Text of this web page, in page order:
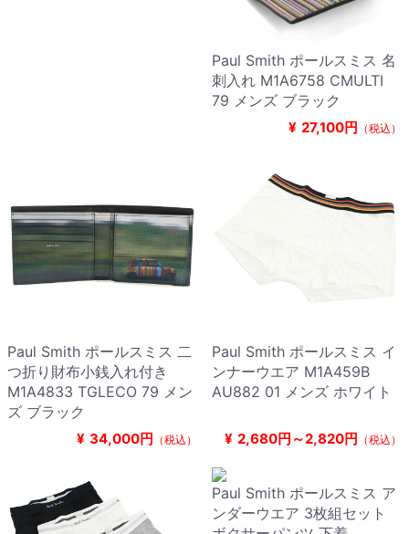
Paul Smith ポールスミス 名
刺入れ M1A6758 CMULTI
79 メンズ ブラック
¥ 27,100円 （税込）
Paul Smith ポールスミス 二
つ折り財布小銭入れ付き
M1A4833 TGLECO 79 メン
ズ ブラック
¥ 34,000円 （税込）
Paul Smith ポールスミス イ
ンナーウエア M1A459B
AU882 01 メンズ ホワイト
¥ 2,680円～2,820円 （税込）
Paul Smith ポールスミス ア
ンダーウエア 3枚組セット